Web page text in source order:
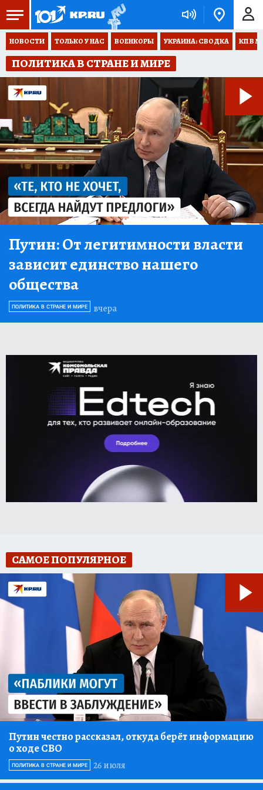
НОВОСТИ ТОЛЬКО У НАС ВОЕНКОРЫ УКРАИНА: СВОДКА КП В
ПОЛИТИКА В СТРАНЕ И МИРЕ
Путин:От легитимности власти
зависит единство нашего
общества
вчера
ПОЛИТИКА В СТРАНЕ И МИРЕ
САМОЕ ПОПУЛЯРНОЕ
Путин честно рассказал, откуда берёт информацию
о ходе СВО
26 июля
ПОЛИТИКА В СТРАНЕ И МИРЕ